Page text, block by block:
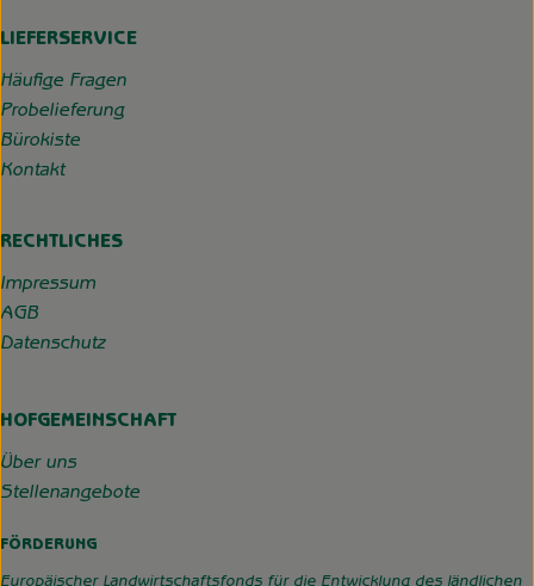
LIEFERSERVICE
Häufige Fragen
Probelieferung
Bürokiste
Kontakt
RECHTLICHES
Impressum
AGB
Datenschutz
HOFGEMEINSCHAFT
Über uns
Stellenangebote
FÖRDERUNG